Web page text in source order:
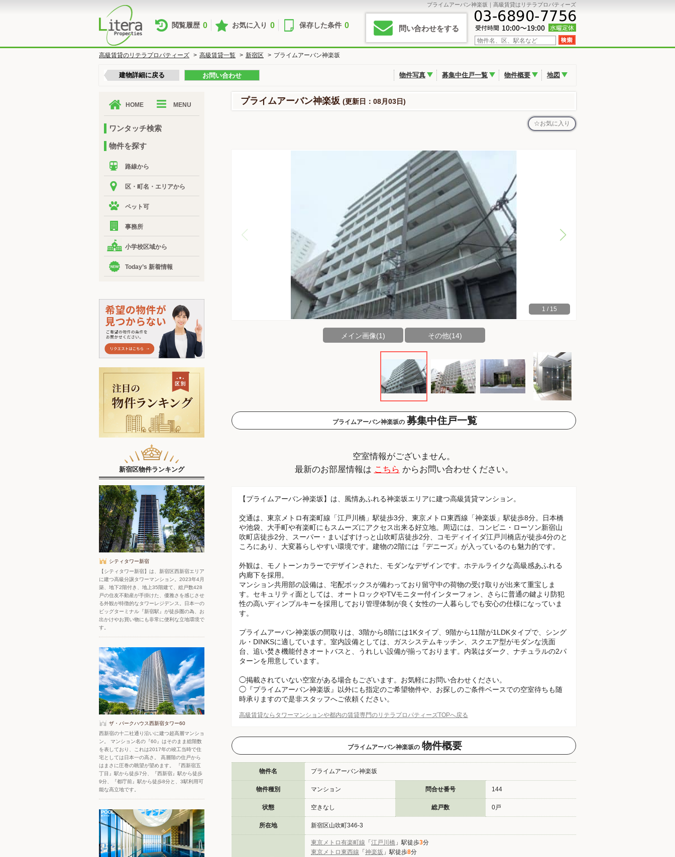
プライムアーバン神楽坂｜高級賃貸はリテラプロパティーズ
閲覧履歴 0 お気に入り 0 保存した条件 0 問い合わせをする
高級賃貸のリテラプロパティーズ > 高級賃貸一覧 > 新宿区 > プライムアーバン神楽坂
建物詳細に戻る お問い合わせ 物件写真 募集中住戸一覧 物件概要 地図
プライムアーバン神楽坂 (更新日：08月03日)
お気に入り
1 / 15
メイン画像(1) その他(14)
プライムアーバン神楽坂の 募集中住戸一覧
空室情報がございません。
最新のお部屋情報は こちら からお問い合わせください。
【プライムアーバン神楽坂】は、風情あふれる神楽坂エリアに建つ高級賃貸マンション。
交通は、東京メトロ有楽町線「江戸川橋」駅徒歩3分、東京メトロ東西線「神楽坂」駅徒歩8分。日本橋
や池袋、大手町や有楽町にもスムーズにアクセス出来る好立地。周辺には、コンビニ・ローソン新宿山
吹町店徒歩2分、スーパー・まいばすけっと山吹町店徒歩2分、コモディイイダ江戸川橋店が徒歩4分のと
ころにあり、大変暮らしやすい環境です。建物の2階には『デニーズ』が入っているのも魅力的です。
外観は、モノトーンカラーでデザインされた、モダンなデザインです。ホテルライクな高級感あふれる
内廊下を採用。
マンション共用部の設備は、宅配ボックスが備わっており留守中の荷物の受け取りが出来て重宝しま
す。セキュリティ面としては、オートロックやTVモニター付インターフォン、さらに普通の鍵より防犯
性の高いディンプルキーを採用しており管理体制が良く女性の一人暮らしでも安心の仕様になっていま
す。
プライムアーバン神楽坂の間取りは、3階から8階には1Kタイプ、9階から11階が1LDKタイプで、シング
ル・DINKSに適しています。室内設備としては、ガスシステムキッチン、スクエア型がモダンな洗面
台、追い焚き機能付きオートバスと、うれしい設備が揃っております。内装はダーク、ナチュラルの2パ
ターンを用意しています。
◯掲載されていない空室がある場合もございます。お気軽にお問い合わせください。
◯『プライムアーバン神楽坂』以外にも指定のご希望物件や、お探しのご条件ベースでの空室待ちも随
時承りますので是非スタッフへご依頼ください。
高級賃貸ならタワーマンションや都内の賃貸専門のリテラプロパティーズTOPへ戻る
プライムアーバン神楽坂の 物件概要
物件名 プライムアーバン神楽坂
物件種別 マンション 問合せ番号 144
状態 空きなし 総戸数 0戸
所在地 新宿区山吹町346-3
東京メトロ有楽町線 「江戸川橋 」駅徒歩3分
東京メトロ東西線 「神楽坂 」駅徒歩8分
HOME MENU
ワンタッチ検索
物件を探す
路線から
区・町名・エリアから
ペット可
事務所
小学校区域から
Today’s 新着情報
新宿区物件ランキング
シティタワー新宿
【シティタワー新宿】は、新宿区西新宿エリア
に建つ高級分譲タワーマンション。2023年4月
築、地下2階付き、地上35階建て、総戸数428
戸の住友不動産が手掛けた、優雅さを感じさせ
る外観が特徴的なタワーレジデンス。日本一の
ビッグターミナル『新宿駅』が徒歩圏の為、お
出かけやお買い物にも非常に便利な立地環境で
す。
ザ・パークハウス西新宿タワー60
西新宿の十二社通り沿いに建つ超高層マンショ
ン。 マンション名の『60』はそのまま総階数
を表しており、これは2017年の竣工当時で住
宅としては日本一の高さ。 高層階の住戸から
はまさに圧巻の眺望が望めます。 『西新宿五
丁目』駅から徒歩7分、『西新宿』駅から徒歩
9分、『都庁前』駅から徒歩8分と、3駅利用可
能な高立地です。